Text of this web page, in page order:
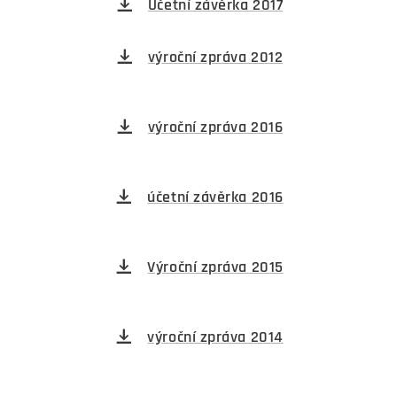
Účetní závěrka 2017
výroční zpráva 2012
výroční zpráva 2016
účetní závěrka 2016
Výroční zpráva 2015
výroční zpráva 2014